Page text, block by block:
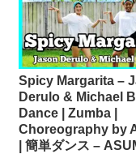
Spicy Margarita –
Derulo & Michael
Dance | Zumba |
Choreography by
| 簡単ダンス –